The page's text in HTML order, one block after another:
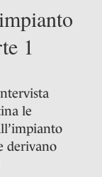
1
le
derivano